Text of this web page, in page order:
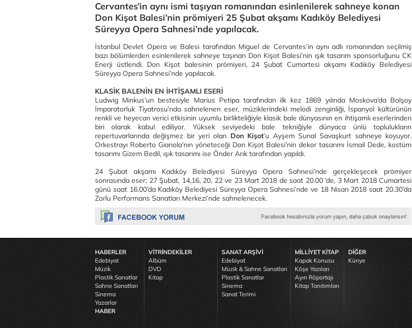
Cervantes’in aynı ismi taşıyan romanından esinlenilerek sahneye konan
Don Kişot Balesi’nin prömiyeri 25 Şubat akşamı Kadıköy Belediyesi
Süreyya Opera Sahnesi’nde yapılacak.
İstanbul Devlet Opera ve Balesi tarafından Miguel de Cervantes’in aynı adlı romanından seçilmiş
bazı bölümlerden esinlenilerek sahneye taşınan Don Kişot Balesi’nin ışık tasarım sponsorluğunu CK
Enerji üstlendi. Don Kişot balesinin prömiyeri, 24 Şubat Cumartesi akşamı Kadıköy Belediyesi
Süreyya Opera Sahnesi’nde yapılacak.
KLASİK BALENİN EN İHTİŞAMLI ESERİ
Ludwig Minkus’un bestesiyle Marius Petipa tarafından ilk kez 1869 yılında Moskova’da Bolşoy
İmparatorluk Tiyatrosu’nda sahnelenen eser, müziklerindeki melodi zenginliği, İspanyol kültürünün
renkli ve heyecan verici etkisinin uyumlu birlikteliğiyle klasik bale dünyasının en ihtişamlı eserlerinden
biri olarak kabul ediliyor. Yüksek seviyedeki bale tekniğiyle dünyaca ünlü toplulukların
repertuvarlarında değişmez bir yeri olan Don Kişot’u Ayşem Sunal Savaşkurt sahneye koyuyor.
Orkestrayı Roberto Gianola’nın yöneteceği Don Kişot Balesi’nin dekor tasarımı İsmail Dede, kostüm
tasarımı Gizem Bedil, ışık tasarımı ise Önder Arık tarafından yapıldı.
24 Şubat akşamı Kadıköy Belediyesi Süreyya Opera Sahnesi’nde gerçekleşecek prömiyer
sonrasında eser; 27 Şubat, 14,16, 20, 22 ve 23 Mart 2018 de saat 20.00 ‘de, 3 Mart 2018 Cumartesi
günü saat 16.00’da Kadıköy Belediyesi Süreyya Opera Sahnesi’nde ve 18 Nisan 2018 saat 20.30’da
Zorlu Performans Sanatları Merkezi’nde sahnelenecek.
HABERLER
Edebiyat
Müzik
Plastik Sanatlar
Sahne Sanatları
Sinema
Yazarlar
HABER
VİTRİNDEKİLER
Albüm
DVD
Kitap
SANAT ARŞİVİ
Edebiyat
Müzik & Sahne Sanatları
Plastik Sanatlar
Sinema
Sanat Terimi
MİLLİYET KİTAP
Kapak Konusu
Köşe Yazıları
Ayın Röportajı
Kitap Tanıtımları
DİĞER
Künye